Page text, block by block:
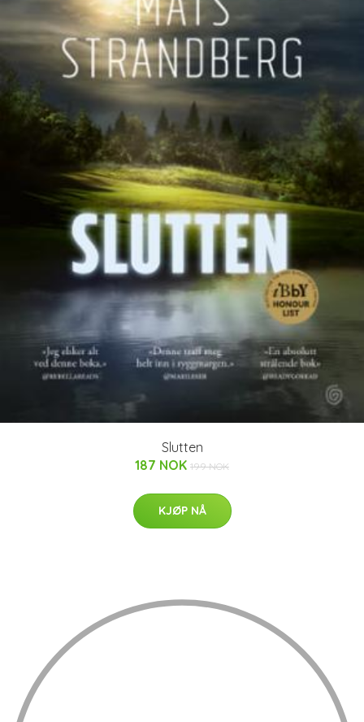
Slutten
187 NOK 199 NOK
KJØP NÅ